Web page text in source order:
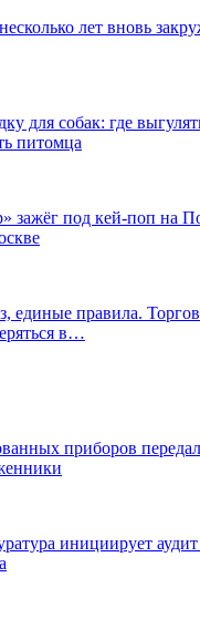
лет вновь
для собак: где
питомца
зажёг под кей-поп на
единые правила.
в…
приборов
инициирует